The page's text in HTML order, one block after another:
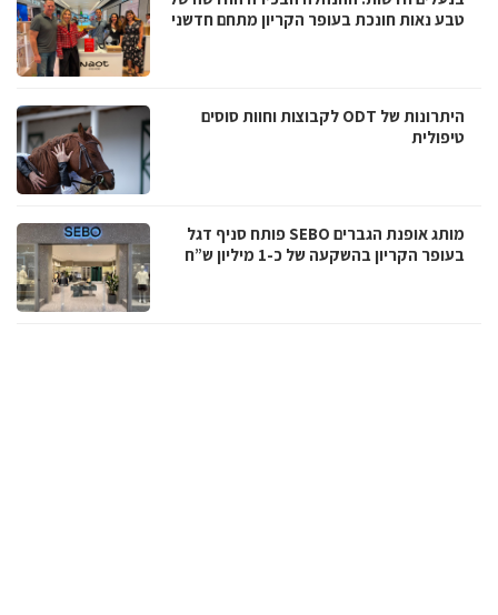
טבע נאות חונכת בעופר הקריון מתחם חדשני
היתרונות של ODT לקבוצות וחוות סוסים
טיפולית
מותג אופנת הגברים SEBO פותח סניף דגל
בעופר הקריון בהשקעה של כ-1 מיליון ש”ח